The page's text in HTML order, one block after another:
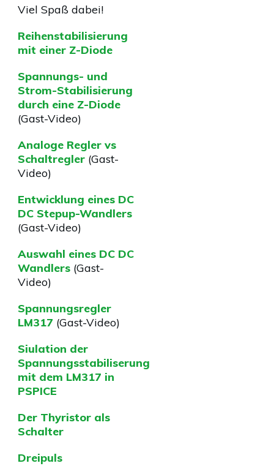
Viel Spaß dabei!
Reihenstabilisierung
mit einer Z-Diode
Spannungs- und
Strom-Stabilisierung
durch eine Z-Diode
(Gast-Video)
Analoge Regler vs
Schaltregler (Gast-
Video)
Entwicklung eines DC
DC Stepup-Wandlers
(Gast-Video)
Auswahl eines DC DC
Wandlers (Gast-
Video)
Spannungsregler
LM317 (Gast-Video)
Siulation der
Spannungsstabiliserung
mit dem LM317 in
PSPICE
Der Thyristor als
Schalter
Dreipuls